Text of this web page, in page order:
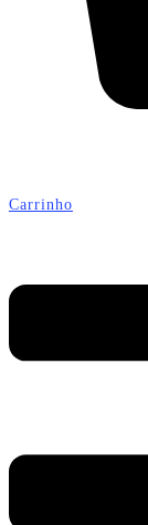
Carrinho